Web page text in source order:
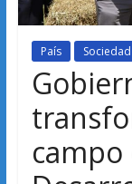
País Sociedad
campo